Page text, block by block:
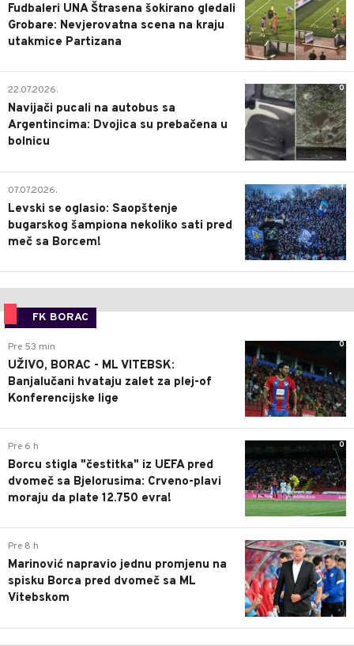
Fudbaleri UNA Štrasena šokirano gledali
Grobare: Nevjerovatna scena na kraju
utakmice Partizana
0
22.07.2026.
Navijači pucali na autobus sa
Argentincima: Dvojica su prebačena u
bolnicu
1
07.07.2026.
Levski se oglasio: Saopštenje
bugarskog šampiona nekoliko sati pred
meč sa Borcem!
FK BORAC
0
Pre 53 min
UŽIVO, BORAC - ML VITEBSK:
Banjalučani hvataju zalet za plej-of
Konferencijske lige
0
Pre 6 h
Borcu stigla "čestitka" iz UEFA pred
dvomeč sa Bjelorusima: Crveno-plavi
moraju da plate 12.750 evra!
0
Pre 8 h
Marinović napravio jednu promjenu na
spisku Borca pred dvomeč sa ML
Vitebskom